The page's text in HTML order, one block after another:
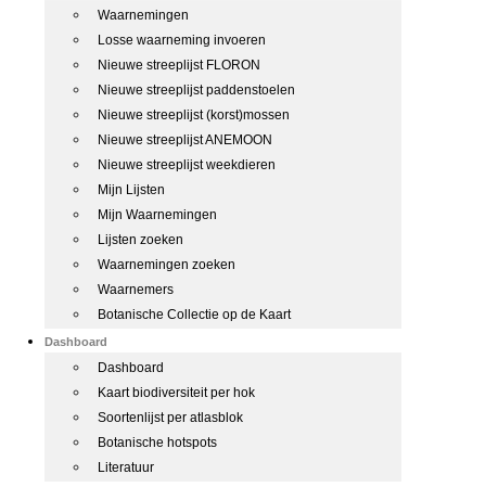
Waarnemingen
Losse waarneming invoeren
Nieuwe streeplijst FLORON
Nieuwe streeplijst paddenstoelen
Nieuwe streeplijst (korst)mossen
Nieuwe streeplijst ANEMOON
Nieuwe streeplijst weekdieren
Mijn Lijsten
Mijn Waarnemingen
Lijsten zoeken
Waarnemingen zoeken
Waarnemers
Botanische Collectie op de Kaart
Dashboard
Dashboard
Kaart biodiversiteit per hok
Soortenlijst per atlasblok
Botanische hotspots
Literatuur